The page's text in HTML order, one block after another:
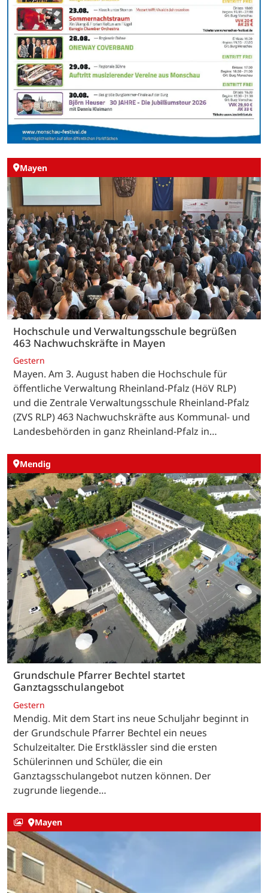
Mayen
Hochschule und Verwaltungsschule begrüßen
463 Nachwuchskräfte in Mayen
Gestern
Mayen. Am 3. August haben die Hochschule für
öffentliche Verwaltung Rheinland-Pfalz (HöV RLP)
und die Zentrale Verwaltungsschule Rheinland-Pfalz
(ZVS RLP) 463 Nachwuchskräfte aus Kommunal- und
Landesbehörden in ganz Rheinland-Pfalz in…
Mendig
Grundschule Pfarrer Bechtel startet
Ganztagsschulangebot
Gestern
Mendig. Mit dem Start ins neue Schuljahr beginnt in
der Grundschule Pfarrer Bechtel ein neues
Schulzeitalter. Die Erstklässler sind die ersten
Schülerinnen und Schüler, die ein
Ganztagsschulangebot nutzen können. Der
zugrunde liegende…
Mayen